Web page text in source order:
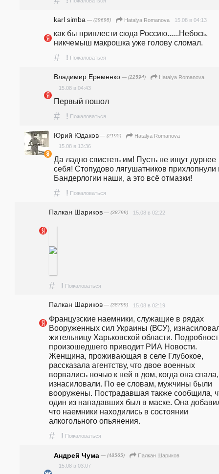
karl simba — (29698) Hatalya Romanova 15.08 в 04:13
как бы приплести сюда Россию......Небось,
никчемыш макрошка уже голову сломал.
# ! Пожаловаться
Владимир Еременко — (22594)
Hatalya Romanova
15.08 в 04:43
Первый пошол
# ! Пожаловаться
Юрий Юдаков — (2195)
Hatalya Romanova
15.08 в 13:36
Да ладно свистеть им! Пусть не ищут дурнее
себя! Стопудово лягушатников прихлопнули
Бандерлогии наши, а это всё отмазки!
# ! Пожаловаться
Палкан Шариков — (38799) 15.08 в 02:22
# ! Пожаловаться
Палкан Шариков — (38799) 15.08 в 02:19
Французские наемники, служащие в рядах
Вооруженных сил Украины (ВСУ),
жительницу Харьковской области.
произошедшего приводит РИА Новости.
Женщина, проживающая в селе Глубокое,
рассказала агентству, что двое военных
ворвались ночью к ней в дом, когда она
изнасиловали. По ее словам, мужчины были
вооружены. Пострадавшая также сообщила,
один из нападавших был в маске. Она
что наемники находились в состоянии
алкогольного опьянения.
# ! Пожаловаться
Андрей Чума — (48565)
Палкан Шариков
15.08 в 03:07